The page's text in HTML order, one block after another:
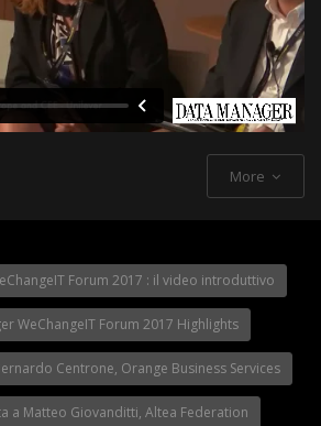
More
WeChangeIT Forum
2023 – Il Made in Italy
secondo Giulio Sapelli
Forum 2017 : il video introduttivo
WeChangeIT Forum 2017 Highlights
Centrone, Orange Business Services
a Matteo Giovanditti, Altea Federation